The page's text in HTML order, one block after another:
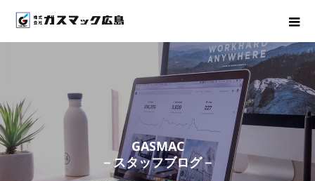
GASMAC
－ スタッフブログ－